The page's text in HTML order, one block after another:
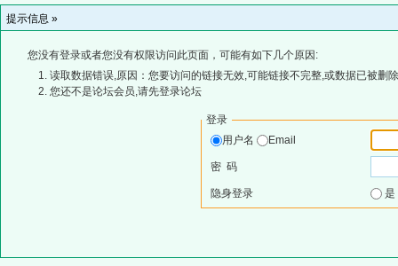
提示信息 »
您没有登录或者您没有权限访问此页面，可能有如下几个原因:
读取数据错误,原因：您要访问的链接无效,可能链接不完整,或数据已被删
您还不是论坛会员,请先登录论坛
登录
用户名
Email
密 码
隐身登录